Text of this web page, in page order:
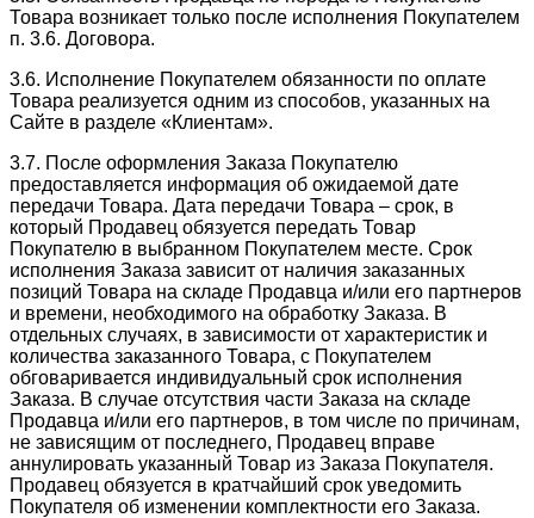
Товара возникает только после исполнения Покупателем
п. 3.6. Договора.
3.6. Исполнение Покупателем обязанности по оплате
Товара реализуется одним из способов, указанных на
Сайте в разделе «Клиентам».
3.7. После оформления Заказа Покупателю
предоставляется информация об ожидаемой дате
передачи Товара. Дата передачи Товара – срок, в
который Продавец обязуется передать Товар
Покупателю в выбранном Покупателем месте. Срок
исполнения Заказа зависит от наличия заказанных
позиций Товара на складе Продавца и/или его партнеров
и времени, необходимого на обработку Заказа. В
отдельных случаях, в зависимости от характеристик и
количества заказанного Товара, с Покупателем
обговаривается индивидуальный срок исполнения
Заказа. В случае отсутствия части Заказа на складе
Продавца и/или его партнеров, в том числе по причинам,
не зависящим от последнего, Продавец вправе
аннулировать указанный Товар из Заказа Покупателя.
Продавец обязуется в кратчайший срок уведомить
Покупателя об изменении комплектности его Заказа.